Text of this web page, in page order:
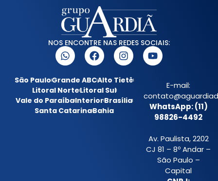
NOS ENCONTRE NAS REDES SOCIAIS:
São PauloGrande ABCAlto Tietê
Litoral NorteLitoral Sul
Vale do ParaíbaInteriorBrasília
Santa CatarinaBahia
E-mail:
WhatsApp: (11)
98826-4492
Av. Paulista, 2202
CJ 81 – 8º Andar –
São Paulo –
Capital